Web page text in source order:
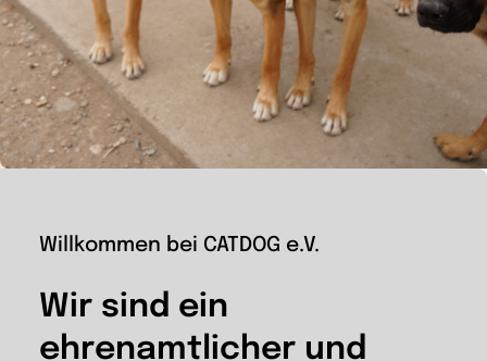
Wir
Warenkorb
Willkommen bei CATDOG e.V.
Wir sind ein
ehrenamtlicher und